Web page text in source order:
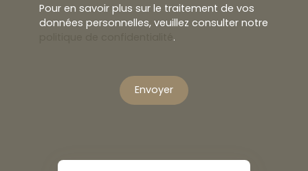
Pour en savoir plus sur le traitement de vos
données personnelles, veuillez consulter notre
.
Envoyer